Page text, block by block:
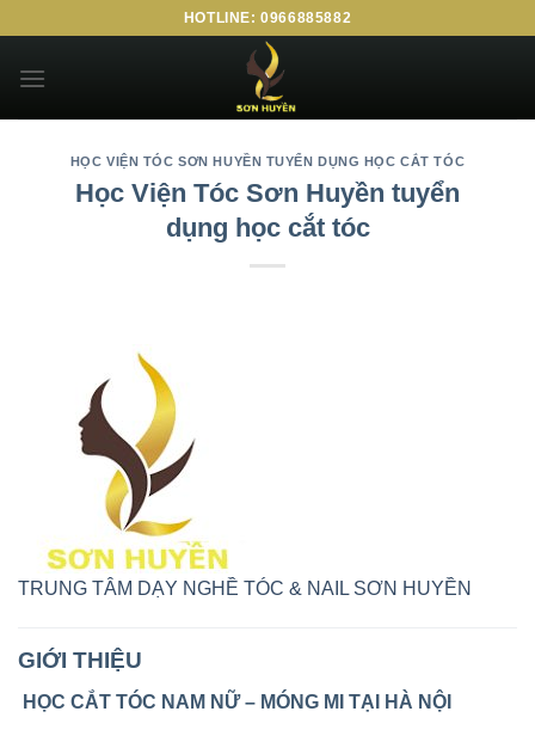
HOTLINE: 0966885882
HỌC VIỆN TÓC SƠN HUYỀN TUYỂN DỤNG HỌC CẮT TÓC
Học Viện Tóc Sơn Huyền tuyển
dụng học cắt tóc
TRUNG TÂM DẠY NGHỀ TÓC & NAIL SƠN HUYỀN
GIỚI THIỆU
HỌC CẮT TÓC NAM NỮ – MÓNG MI TẠI HÀ NỘI